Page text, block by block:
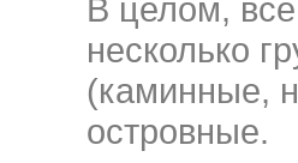
В целом,
несколько
(каминные,
островные.